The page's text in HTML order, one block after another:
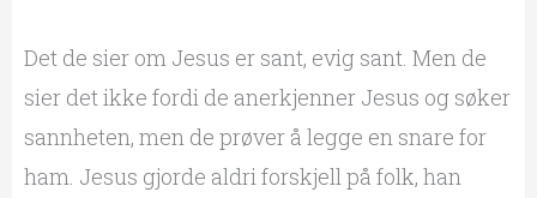
Det de sier om Jesus er sant, evig sant. Men de
sier det ikke fordi de anerkjenner Jesus og søker
sannheten, men de prøver å legge en snare for
ham. Jesus gjorde aldri forskjell på folk, han